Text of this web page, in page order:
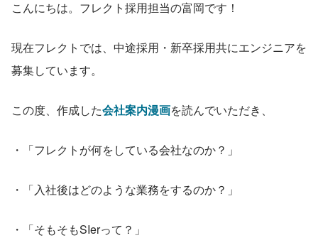
こんにちは。フレクト採用担当の富岡です！
現在フレクトでは、中途採用・新卒採用共にエンジニアを
募集しています。
この度、作成した会社案内漫画を読んでいただき、
・「フレクトが何をしている会社なのか？」
・「入社後はどのような業務をするのか？」
・「そもそもSIerって？」